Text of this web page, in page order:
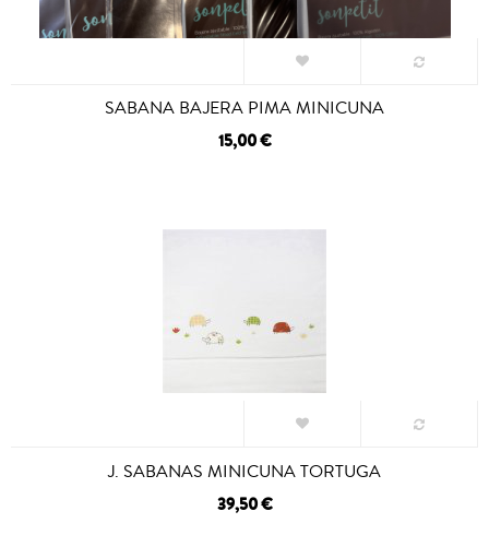
SABANA BAJERA PIMA MINICUNA
15,00 €
J. SABANAS MINICUNA TORTUGA
39,50 €